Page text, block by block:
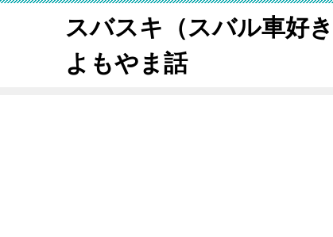
スバスキ（スバル車好
よもやま話